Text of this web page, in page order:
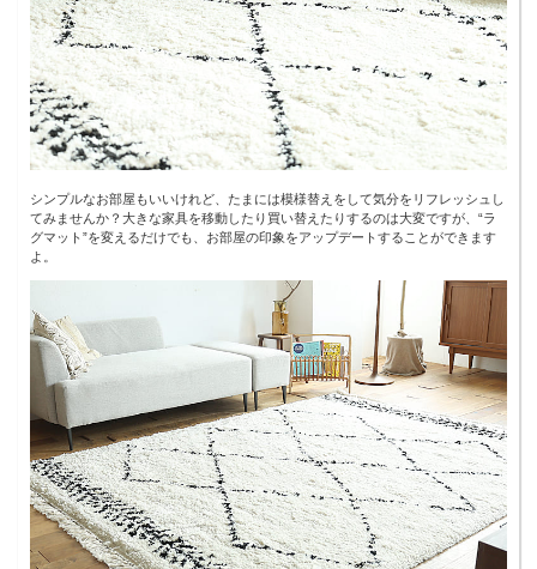
シンプルなお部屋もいいけれど、たまには模様替えをして気分をリフレッシュし
てみませんか？大きな家具を移動したり買い替えたりするのは大変ですが、“ラ
グマット”を変えるだけでも、お部屋の印象をアップデートすることができます
よ。